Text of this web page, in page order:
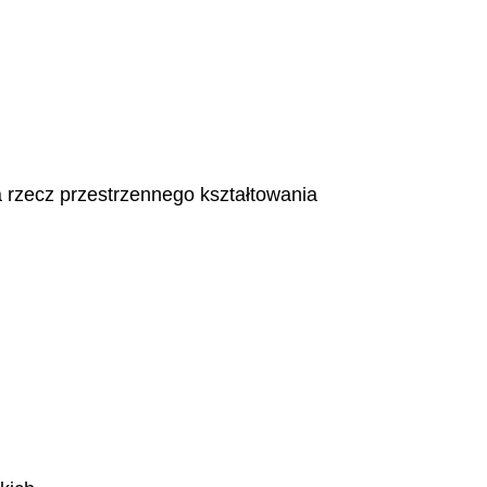
przestrzennego kształtowania